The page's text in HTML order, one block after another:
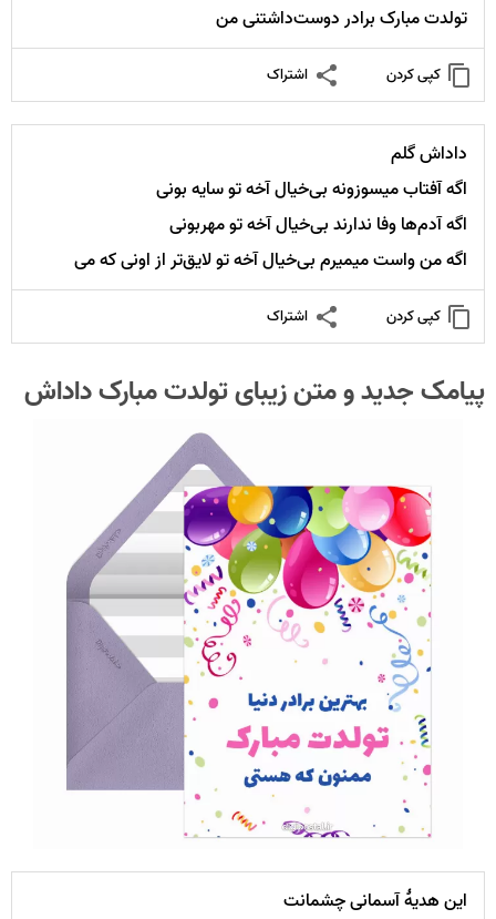
تولدت مبارک برادر دوست‌داشتنی من
کپی کردن اشتراک
داداش گلم
اگه آفتاب میسوزونه بی‌خیال آخه تو سایه بونی
اگه آدم‌ها وفا ندارند بی‌خیال آخه تو مهربونی
اگه من واست میمیرم بی‌خیال آخه تو لایق‌تر از اونی که می
کپی کردن اشتراک
پیامک جدید و متن زیبای تولدت مبارک داداش
این هدیهٔ آسمانی چشمانت